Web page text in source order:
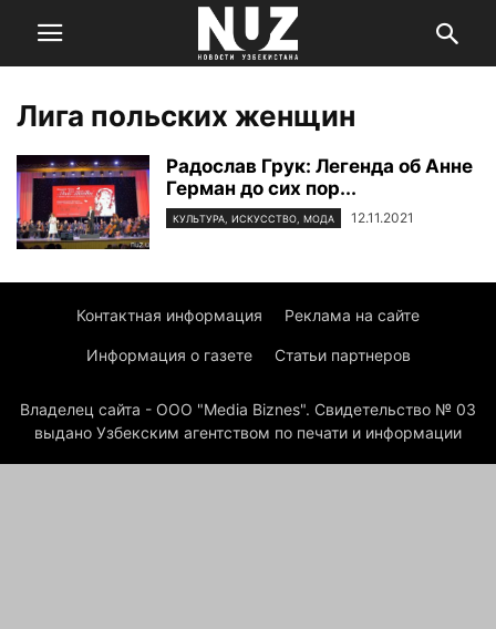
Лига польских женщин
Радослав Грук: Легенда об Анне
Герман до сих пор...
КУЛЬТУРА, ИСКУССТВО, МОДА 12.11.2021
Контактная информация Реклама на сайте
Информация о газете Статьи партнеров
Владелец сайта - ООО "Media Biznes". Свидетельство № 03
выдано Узбекским агентством по печати и информации